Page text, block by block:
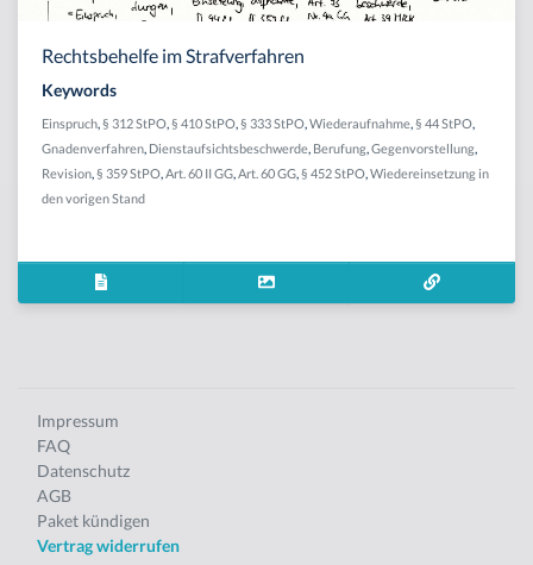
Rechtsbehelfe im Strafverfahren
Keywords
Einspruch § 312 StPO § 410 StPO § 333 StPO Wiederaufnahme § 44 StPO
Gnadenverfahren Dienstaufsichtsbeschwerde Berufung Gegenvorstellung
Revision § 359 StPO Art. 60 II GG Art. 60 GG § 452 StPO Wiedereinsetzung in
den vorigen Stand
Impressum
FAQ
Datenschutz
AGB
Paket kündigen
Vertrag widerrufen